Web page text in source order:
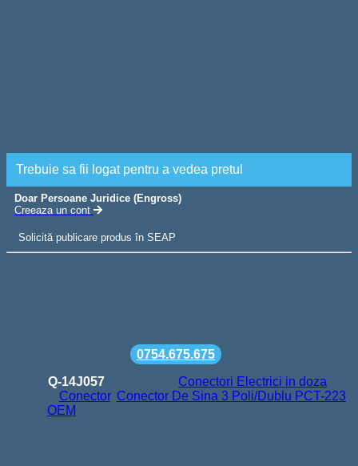
Trebuie sa fii logat pentru a vedea pretul
Doar Persoane Juridice (Engross)
Creeaza un cont
Solicită publicare produs în SEAP
0754.675.675
Q-14J057
Conectori Electrici in doza
Conector, Conector De Sina 3 Poli/Dublu PCT-223
OEM